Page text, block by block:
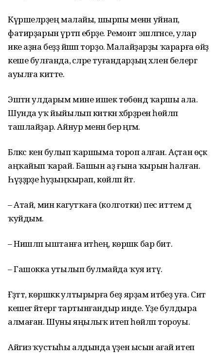
Күршеләрҙең малайы, шырпы менән уйнап,
фатирҙарын үртәп ебәрҙе. Ремонт эшләгәнсе, улар
ике аҙна беҙҙә йәшәп торҙо. Малайҙарҙы ҡарарға өйҙә
кеше булғанда, әсәләре туғандарҙың хәлен белергә
ауылға китте.
Эштән улдарым мине ишек төбөндә ҡаршы ала.
Шунда уҡ йыйылып киткән хәбәрҙәрен һөйләп
ташлайҙар. Айнур менән бер әңгәмә.
Бәләкәс кенә булып ҡаршыма тороп алған. Аҫтан өҫкә
аңҡайып ҡарай. Башын аҙ ғына ҡырын һалған.
Һүҙҙәрҙе һуҙыңҡырап, көйләп әйтә.
– Атай, мин кагутҡаға (колготки) пес иттем дә
ҡуйдым.
– Нишләп ыштанға итәһең, көршәк бар бит.
– Гашокка утылып булмайда ҡуя итү.
Ғәҙәттә, көршәккә ултырырға беҙ ярҙам итәбеҙ уға. Сит
кешегә әйтергә тартынғандыр инде. Үҙе булдыра
алмаған. Шуны яңылыҡ итеп һөйләп тороуы.
Айгиз ҡустыһы алдында үҙен ысын ағай итеп